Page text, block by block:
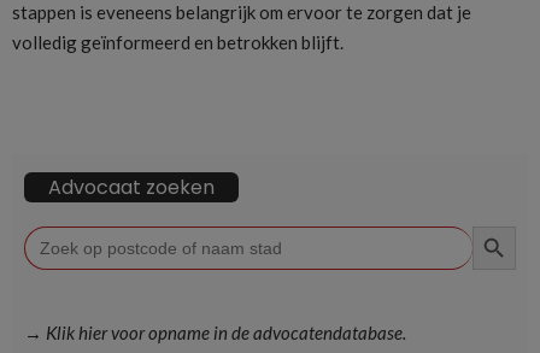
stappen is eveneens belangrijk om ervoor te zorgen dat je
volledig geïnformeerd en betrokken blijft.
Advocaat zoeken
Zoek
naar:
→ Klik hier voor opname in de advocatendatabase.